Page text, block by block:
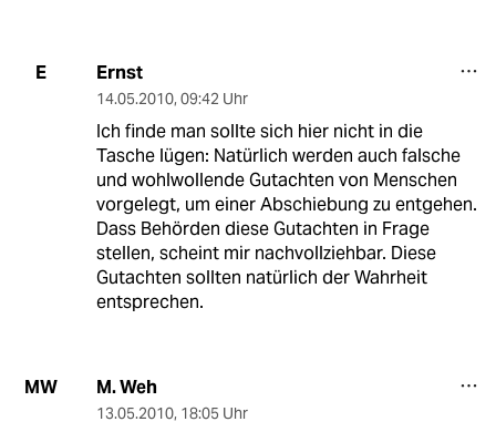
E Ernst
14.05.2010, 09:42 Uhr
Ich finde man sollte sich hier nicht in die
Tasche lügen: Natürlich werden auch falsche
und wohlwollende Gutachten von Menschen
vorgelegt, um einer Abschiebung zu entgehen.
Dass Behörden diese Gutachten in Frage
stellen, scheint mir nachvollziehbar. Diese
Gutachten sollten natürlich der Wahrheit
entsprechen.
MW M. Weh
13.05.2010, 18:05 Uhr